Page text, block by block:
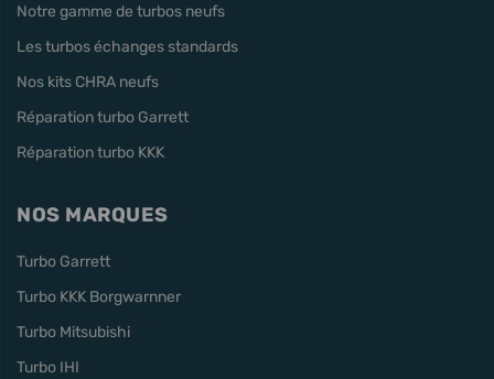
Notre gamme de turbos neufs
Les turbos échanges standards
Nos kits CHRA neufs
Réparation turbo Garrett
Réparation turbo KKK
NOS MARQUES
Turbo Garrett
Turbo KKK Borgwarnner
Turbo Mitsubishi
Turbo IHI